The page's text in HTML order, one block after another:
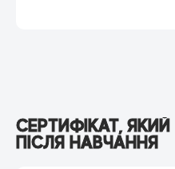
СЕРТИФІКАТ,
ПІСЛЯ НАВЧАННЯ